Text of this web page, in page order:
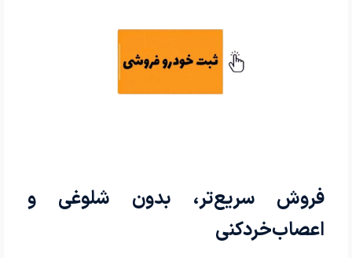
فروش سریع‌تر، بدون شلوغی و
اعصاب‌خردکنی